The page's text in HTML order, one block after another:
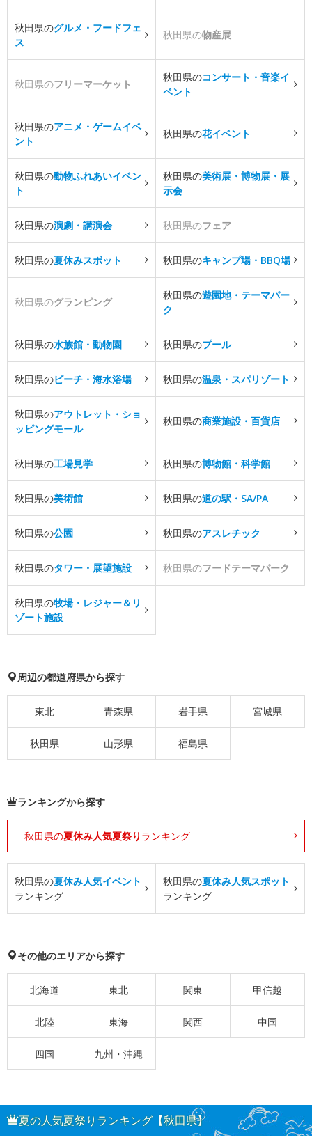
秋田県のグルメ・フードフェ
ス
秋田県の物産展
秋田県のフリーマーケット
秋田県のコンサート・音楽イ
ベント
秋田県のアニメ・ゲームイベ
ント
秋田県の花イベント
秋田県の動物ふれあいイベン
ト
秋田県の美術展・博物展・展
示会
秋田県の演劇・講演会 秋田県のフェア
秋田県の夏休みスポット 秋田県のキャンプ場・BBQ場
秋田県のグランピング
秋田県の遊園地・テーマパー
ク
秋田県の水族館・動物園 秋田県のプール
秋田県のビーチ・海水浴場 秋田県の温泉・スパリゾート
秋田県のアウトレット・ショ
ッピングモール
秋田県の商業施設・百貨店
秋田県の工場見学 秋田県の博物館・科学館
秋田県の美術館 秋田県の道の駅・SA/PA
秋田県の公園 秋田県のアスレチック
秋田県のタワー・展望施設 秋田県のフードテーマパーク
秋田県の牧場・レジャー＆リ
ゾート施設
周辺の都道府県から探す
東北 青森県 岩手県 宮城県
秋田県 山形県 福島県
ランキングから探す
秋田県の夏休み人気夏祭り ランキング
秋田県の夏休み人気イベント
ランキング
秋田県の夏休み人気スポット
ランキング
その他のエリアから探す
北海道 東北 関東 甲信越
北陸 東海 関西 中国
四国 九州・沖縄
夏の人気夏祭りランキング【秋田県】